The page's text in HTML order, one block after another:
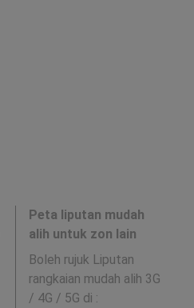
Peta liputan mudah
alih untuk zon lain
Boleh rujuk Liputan
rangkaian mudah alih 3G
/ 4G / 5G di :